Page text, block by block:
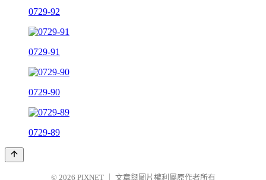
0729-92
0729-91
0729-90
0729-89
© 2026 PIXNET 文章與圖片權利屬原作者所有